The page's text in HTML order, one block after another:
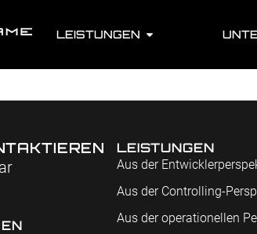
LEISTUNGEN
LEISTUNGEN
Aus der
Aus der Controlling-
Aus der operationellen